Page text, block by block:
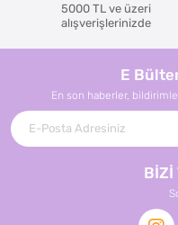
5000 TL ve üzeri
alışverişlerinizde
E
En son haberler,
BİZİ